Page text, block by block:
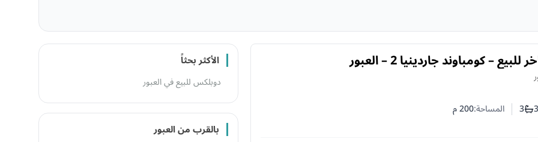
– كومباوند جاردينيا 2 – العبور
غرف النوم3عدد الحمامات
3 المساحة:200م
الأكثر بحثاً
دوبلكس للبيع في العبور
بالقرب من العبور